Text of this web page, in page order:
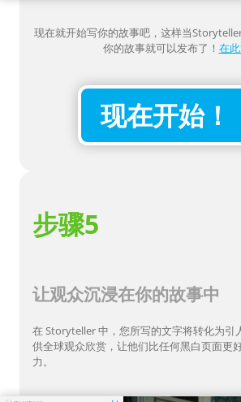
现在就开始写你的故事吧，这样当
你的故事就可以发布了！ 在
现在开始！
步骤5
让观众沉浸在你的故事中
在 Storyteller 中，您所写的文字将转化为引
供全球观众欣赏，让他们比任何黑白页面更
力。